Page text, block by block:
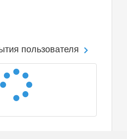
пользователя